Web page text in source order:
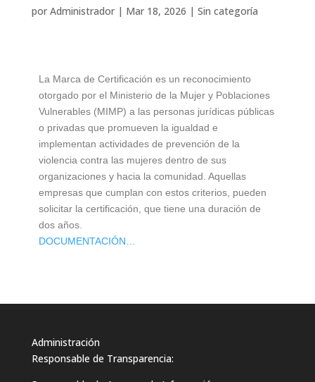
por Administrador| Mar 18, 2026 | Sin categoría
La Marca de Certificación es un reconocimiento
otorgado por el Ministerio de la Mujer y Poblaciones
Vulnerables (MIMP) a las personas jurídicas públicas
o privadas que promueven la igualdad e
implementan actividades de prevención de la
violencia contra las mujeres dentro de sus
organizaciones y hacia la comunidad. Aquellas
empresas que cumplan con estos criterios, pueden
solicitar la certificación, que tiene una duración de
dos años.
DOCUMENTACIÓN…
Administración
Responsable de Transparencia: